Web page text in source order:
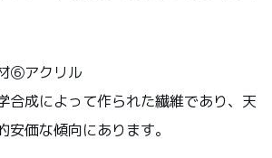
⑥アクリル
合成によって作られた繊維であり、天
価な傾向にあります。